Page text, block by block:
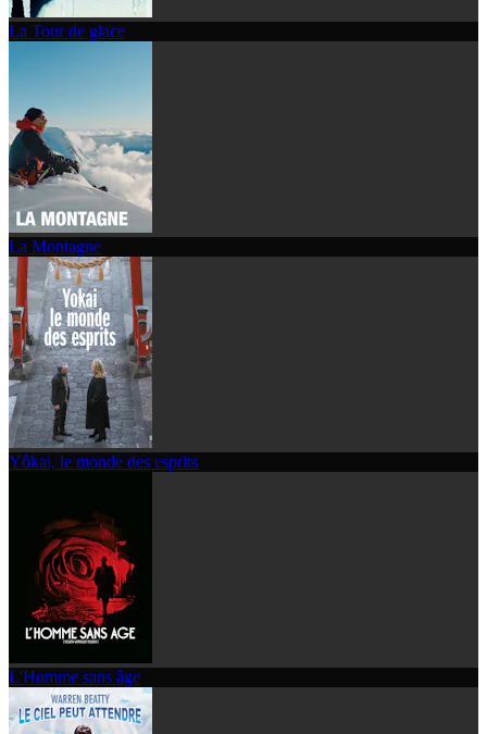
La Tour de glace
La Montagne
Yôkai, le monde des esprits
L'Homme sans âge